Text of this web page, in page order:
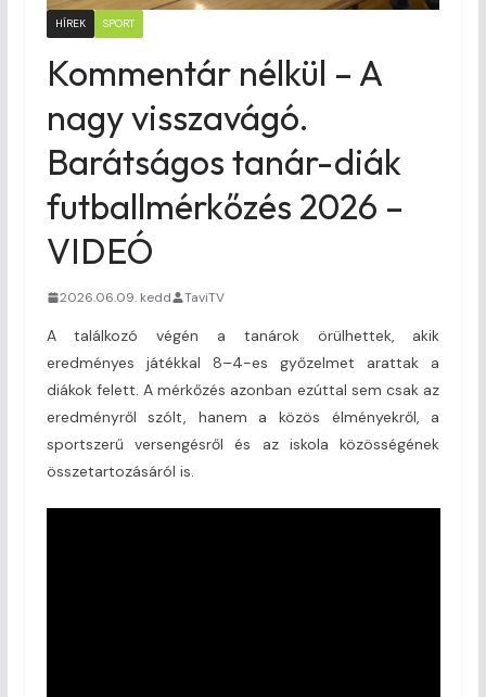
HÍREK SPORT
Kommentár nélkül – A
nagy visszavágó.
Barátságos tanár-diák
futballmérkőzés 2026 –
VIDEÓ
2026.06.09. kedd TaviTV
A találkozó végén a tanárok örülhettek, akik
eredményes játékkal 8–4-es győzelmet arattak a
diákok felett. A mérkőzés azonban ezúttal sem csak az
eredményről szólt, hanem a közös élményekről, a
sportszerű versengésről és az iskola közösségének
összetartozásáról is.